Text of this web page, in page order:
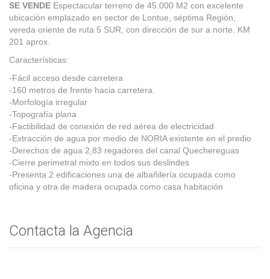
SE VENDE Espectacular terreno de 45.000 M2 con excelente
ubicación emplazado en sector de Lontue, séptima Región,
vereda oriente de ruta 5 SUR, con dirección de sur a norte. KM
201 aprox.
Características:
-Fácil acceso desde carretera
-160 metros de frente hacia carretera.
-Morfología irregular
-Topografía plana
-Factibilidad de conexión de red aérea de electricidad
-Extracción de agua por medio de NORIA existente en el predio
-Derechos de agua 2,83 regadores del canal Quechereguas
-Cierre perimetral mixto en todos sus deslindes
-Presenta 2 edificaciones una de albañilería ocupada como
oficina y otra de madera ocupada como casa habitación
Contacta la Agencia